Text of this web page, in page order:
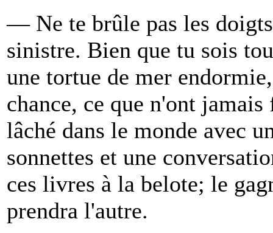
— Ne te brûle pas les
sinistre. Bien que tu sois
une tortue de mer
chance, ce que n'ont
lâché dans le monde avec
sonnettes et une
ces livres à la belote; le
prendra l'autre.